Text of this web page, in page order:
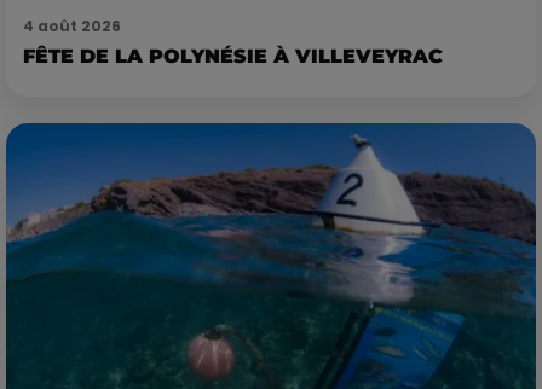
4 août 2026
FÊTE DE LA POLYNÉSIE À VILLEVEYRAC